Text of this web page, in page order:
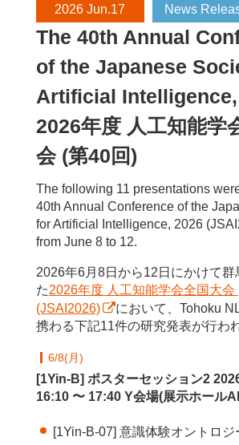
2026 Jun.17 News
The 40th Annual
of the Japanese
Artificial Intelligence,
2026年度 人工知能学
会 (第40回)
The following 11 presentations
40th Annual Conference of the
for Artificial Intelligence, 2026
from June 8 to 12.
2026年6月8日から12日にかけて群
た2026年度 人工知能学会全国大会
(JSAI2026)
において、Tohoku
携わる下記11件の研究発表が行わ
6/8(月)
[1Yin-B] ポスターセッション2
16:10 〜 17:40 Y会場(展示ホール
[1Yin-B-07] 意識体験オントロジ